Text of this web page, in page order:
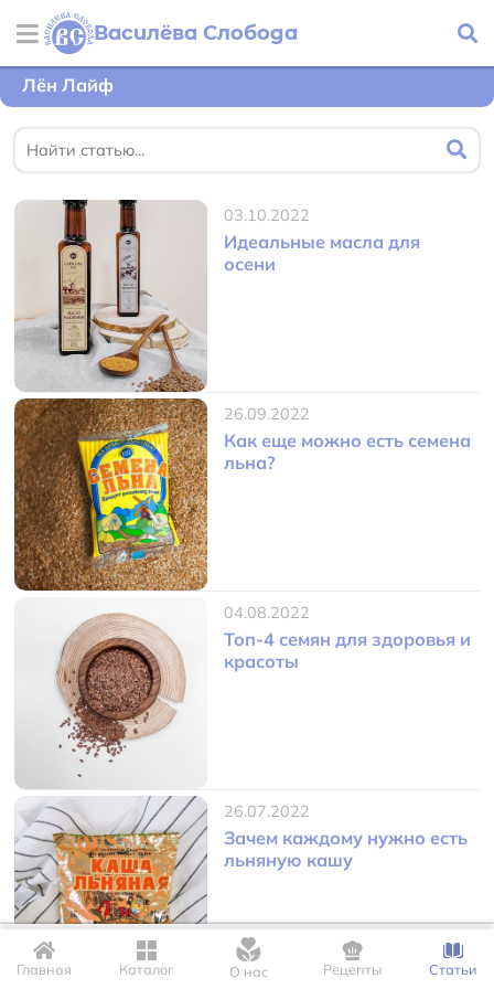
Василёва Слобода
Лён Лайф
03.10.2022
Идеальные масла для
осени
26.09.2022
Как еще можно есть семена
льна?
04.08.2022
Топ-4 семян для здоровья и
красоты
26.07.2022
Зачем каждому нужно есть
льняную кашу
Главная Каталог О нас Рецепты Статьи
Для корректной работы сайта мы используем файлы Cookie. Это
позволяет нам запомнить Ваши настройки и предпочтения.